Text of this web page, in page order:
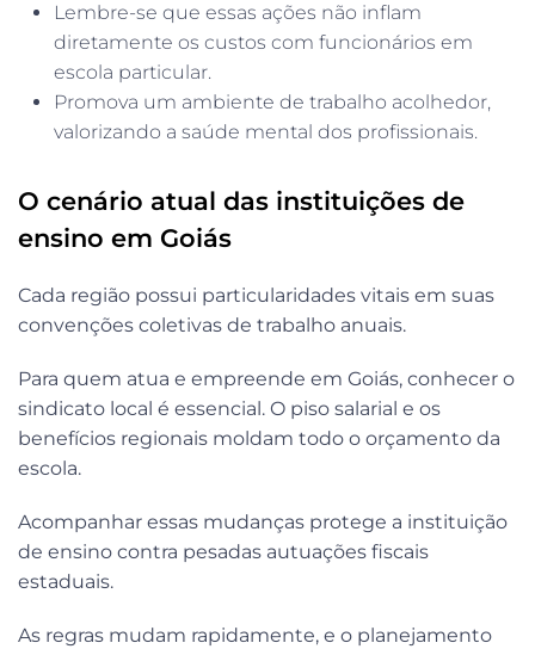
Lembre-se que essas ações não inflam
diretamente os custos com funcionários em
escola particular.
Promova um ambiente de trabalho acolhedor,
valorizando a saúde mental dos profissionais.
O cenário atual das instituições de
ensino em Goiás
Cada região possui particularidades vitais em suas
convenções coletivas de trabalho anuais.
Para quem atua e empreende em Goiás, conhecer o
sindicato local é essencial. O piso salarial e os
benefícios regionais moldam todo o orçamento da
escola.
Acompanhar essas mudanças protege a instituição
de ensino contra pesadas autuações fiscais
estaduais.
As regras mudam rapidamente, e o planejamento